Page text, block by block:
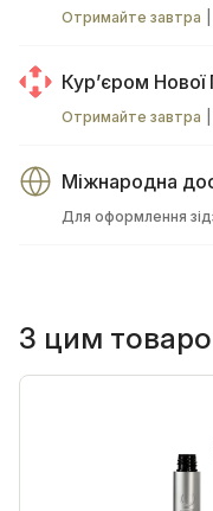
Отримайте завтра
Курʼєром
Отримайте завтра
Міжнародна
Для оформлення
З цим